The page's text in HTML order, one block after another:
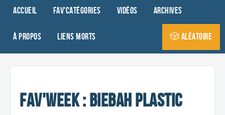
Accueil Fav'Catégories Vidéos Archives
À propos Liens morts 🎲 Aléatoire
Fav'Week : Biebah Plastic